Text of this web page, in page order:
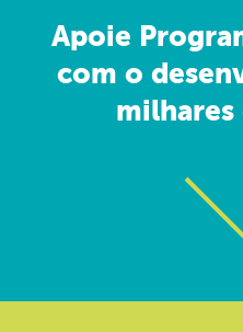
Apoie
com o
milhares